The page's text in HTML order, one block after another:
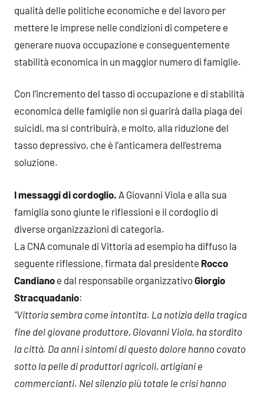
qualità delle politiche economiche e del lavoro per
mettere le imprese nelle condizioni di competere e
generare nuova occupazione e conseguentemente
stabilità economica in un maggior numero di famiglie.
Con l’incremento del tasso di occupazione e di stabilità
economica delle famiglie non si guarirà dalla piaga dei
suicidi, ma si contribuirà, e molto, alla riduzione del
tasso depressivo, che è l’anticamera dell’estrema
soluzione.
I messaggi di cordoglio. A Giovanni Viola e alla sua
famiglia sono giunte le riflessioni e il cordoglio di
diverse organizzazioni di categoria.
La CNA comunale di Vittoria ad esempio ha diffuso la
seguente riflessione, firmata dal presidente Rocco
Candiano e dal responsabile organizzativoGiorgio
Stracquadanio:
“Vittoria sembra come intontita. La notizia della tragica
fine del giovane produttore, Giovanni Viola, ha stordito
la città. Da anni i sintomi di questo dolore hanno covato
sotto la pelle di produttori agricoli, artigiani e
commercianti. Nel silenzio più totale le crisi hanno